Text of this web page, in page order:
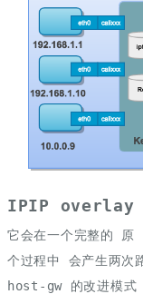
IPIP overlay
它会在一个完整的
个过程中 会产生两
host-gw 的改进模